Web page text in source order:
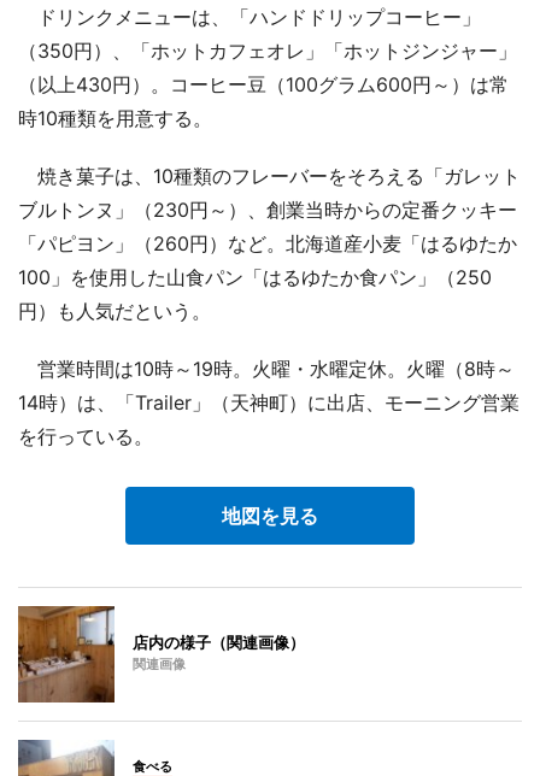
ドリンクメニューは、「ハンドドリップコーヒー」
（350円）、「ホットカフェオレ」「ホットジンジャー」
（以上430円）。コーヒー豆（100グラム600円～）は常
時10種類を用意する。
焼き菓子は、10種類のフレーバーをそろえる「ガレット
ブルトンヌ」（230円～）、創業当時からの定番クッキー
「パピヨン」（260円）など。北海道産小麦「はるゆたか
100」を使用した山食パン「はるゆたか食パン」（250
円）も人気だという。
営業時間は10時～19時。火曜・水曜定休。火曜（8時～
14時）は、「Trailer」（天神町）に出店、モーニング営業
を行っている。
地図を見る
店内の様子（関連画像）
関連画像
食べる